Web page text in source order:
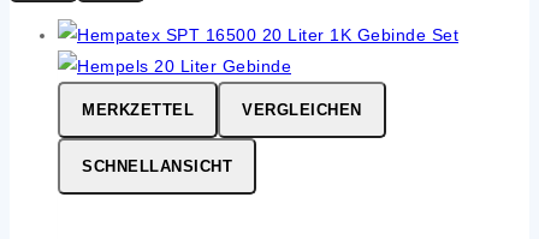
MERKZETTEL VERGLEICHEN
SCHNELLANSICHT